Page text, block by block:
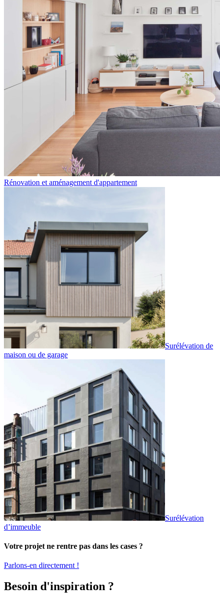
Rénovation et aménagement d'appartement
Surélévation de
maison ou de garage
Surélévation
d’immeuble
Votre projet ne rentre pas dans les cases ?
Parlons-en directement !
Besoin d'inspiration ?